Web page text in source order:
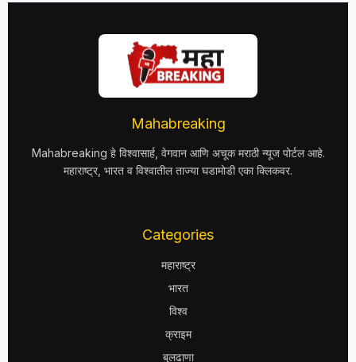
Mahabreaking
Mahabreaking हे विश्वासार्ह, वेगवान आणि अचूक मराठी न्यूज पोर्टल आहे.
महाराष्ट्र, भारत व विश्वातील ताज्या घडामोडी एका क्लिकवर.
Categories
महाराष्ट्र
भारत
विश्व
क्राइम
बुलढाणा